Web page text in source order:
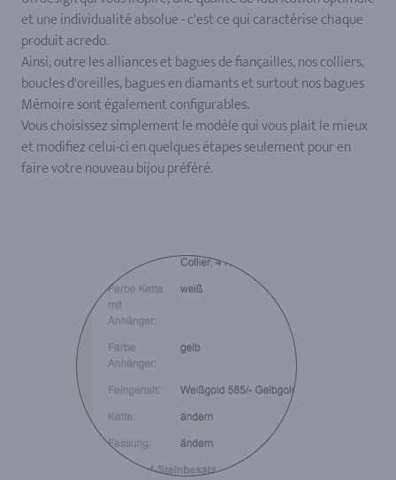
et une individualité absolue - c'est ce qui caractérise chaque
produit acredo.
Ainsi, outre les alliances et bagues de fiançailles, nos colliers,
boucles d'oreilles, bagues en diamants et surtout nos bagues
Mémoire sont également configurables.
Vous choisissez simplement le modèle qui vous plait le mieux
et modifiez celui-ci en quelques étapes seulement pour en
faire votre nouveau bijou préféré.